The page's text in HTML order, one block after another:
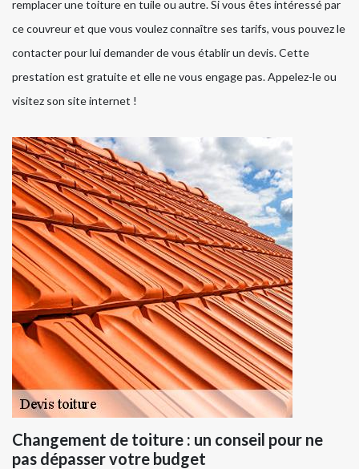
remplacer une toiture en tuile ou autre. Si vous êtes intéressé par
ce couvreur et que vous voulez connaître ses tarifs, vous pouvez le
contacter pour lui demander de vous établir un devis. Cette
prestation est gratuite et elle ne vous engage pas. Appelez-le ou
visitez son site internet !
Changement de toiture : un conseil pour ne
pas dépasser votre budget